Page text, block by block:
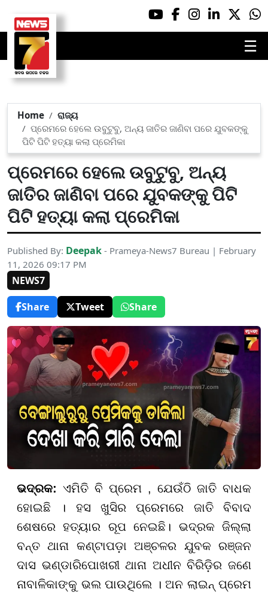
☰
Home
ରାଜ୍ୟ
ପ୍ରେମରେ ହେଲେ ଉବୁଟୁବୁ, ଅନ୍ୟ ଜାତିର ଜାଣିବା ପରେ ଯୁବକଙ୍କୁ
ପିଟି ପିଟି ହତ୍ୟା କଲା ପ୍ରେମିକା
ପ୍ରେମରେ ହେଲେ ଉବୁଟୁବୁ, ଅନ୍ୟ
ଜାତିର ଜାଣିବା ପରେ ଯୁବକଙ୍କୁ ପିଟି
ପିଟି ହତ୍ୟା କଲା ପ୍ରେମିକା
Published By: Deepak - Prameya-News7 Bureau | February
11, 2026 09:17 PM
NEWS7
Share
Tweet Share
ଭଦ୍ରକ: ​​​​​​​ଏମିତି ବି ପ୍ରେମ , ଯେଉଁଠି ଜାତି ବାଧକ
ହୋଇଛି । ହସ ଖୁସିର ପ୍ରେମରେ ଜାତି ବିବାଦ
ଶେଷରେ ହତ୍ୟାର ରୂପ ନେଇଛି। ଭଦ୍ରକ ଜିଲ୍ଲା
ବନ୍ତ ଥାନା କଣ୍ଟାପଡ଼ା ଅଞ୍ଚଳର ଯୁବକ ରଞ୍ଜନ
ଦାସ ଭଣ୍ଡାରିପୋଖରୀ ଥାନା ଅଧୀନ ବିରିଡ଼ିର ଜଣେ
ନାବାଳିକାଙ୍କୁ ଭଲ ପାଉଥିଲେ । ଅନ ଲାଇନ୍ ପ୍ରେମ